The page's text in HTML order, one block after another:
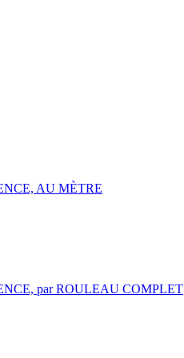
AU MÈTRE
par ROULEAU COMPLET